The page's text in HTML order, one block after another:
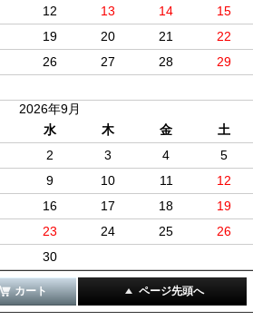
12 13 14
15
19 20 21
22
26 27 28
29
2026年9月
水 木 金
土
2 3 4
5
9 10 11
12
16 17 18
19
23 24 25
26
30
カート ページ先頭へ